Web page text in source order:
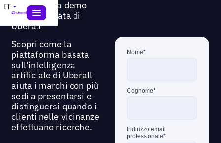
IT Richiedi una demo
personalizzata di
Uberall
Scopri come la
piattaforma basata
sull'intelligenza
artificiale di Uberall
aiuta i marchi con più
sedi a presentarsi e
distinguersi quando i
clienti nelle vicinanze
effettuano ricerche.